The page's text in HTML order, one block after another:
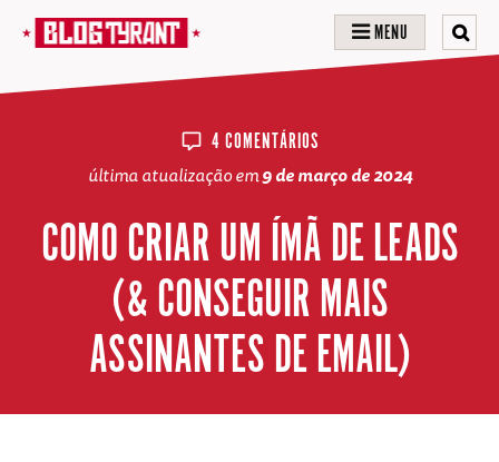
MENU
4 COMENTÁRIOS
última atualização em9 de março de 2024
COMO CRIAR UM ÍMÃ DE LEADS
(& CONSEGUIR MAIS
ASSINANTES DE EMAIL)